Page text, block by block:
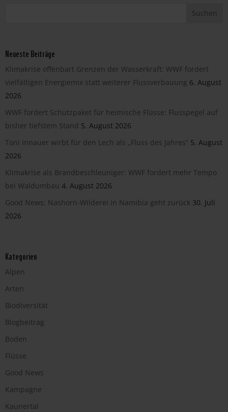
Neueste Beiträge
Klimakrise offenbart Grenzen der Wasserkraft: WWF fordert
vielfältigen Energiemix statt weiterer Flussverbauung 6. August
2026
WWF fordert Schutzpaket für heimische Flüsse: Flusspegel auf
bisher tiefstem Stand 5. August 2026
Toni Innauer wirbt für den Lech als „Fluss des Jahres“ 5. August
2026
Klimakrise als Brandbeschleuniger: WWF fordert mehr Tempo
bei Waldumbau 4. August 2026
Good News: Nashorn-Wilderei in Namibia geht zurück 30. Juli
2026
Kategorien
Alpen
Arten
Biodiversität
Blogbeitrag
Boden
Flüsse
Good News
Kampagne
Kaunertal